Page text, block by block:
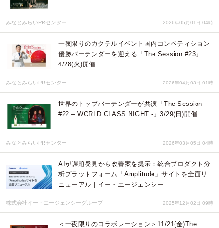
みなとみらいPRセンター 2026年05月01日 04時
一夜限りのカクテルイベント国内コンペティション
優勝バーテンダーを迎える「The Session #23」
4/28(火)開催
みなとみらいPRセンター 2026年04月03日 01時
世界のトップバーテンダーが共演「The Session
#22 – WORLD CLASS NIGHT -」3/29(日)開催
みなとみらいPRセンター 2026年03月05日 04時
AIが課題発見から改善案を提示：統合プロダクト分
析プラットフォーム「Amplitude」サイトを全面リ
ニューアル｜イー・エージェンシー
株式会社イー・エージェンシーグループ 2025年12月02日 09時
＜一夜限りのコラボレーション＞11/21(金)The